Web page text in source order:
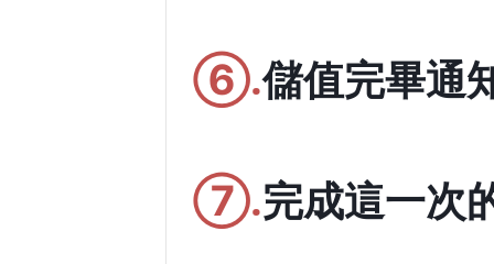
⑥.儲值完畢通
⑦.完成這一次